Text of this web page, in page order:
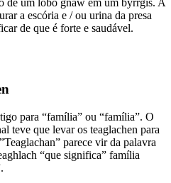
a escória e / ou urina da presa
de que é forte e saudável.
para “família” ou “família”. O
teve que levar os teaglachen para
parece vir da palavra
“que significa” família